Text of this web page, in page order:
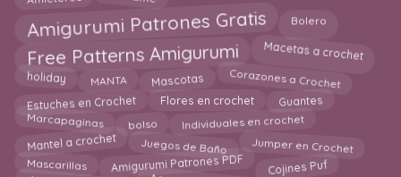
Amigurumi Patrones Gratis Bolero
Free Patterns Amigurumi Macetas a crochet
holiday MANTA Mascotas Corazones a Crochet
Estuches en Crochet Flores en crochet Guantes
Marcapaginas bolso Individuales en crochet
Mantel a crochet Juegos de Baño Jumper en Crochet
Mascarillas Amigurumi Patrones PDF Cojines Puf